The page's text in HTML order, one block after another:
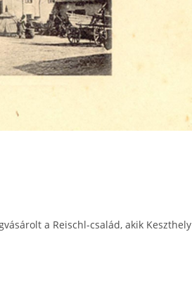
a Reischl-család, akik Keszthely